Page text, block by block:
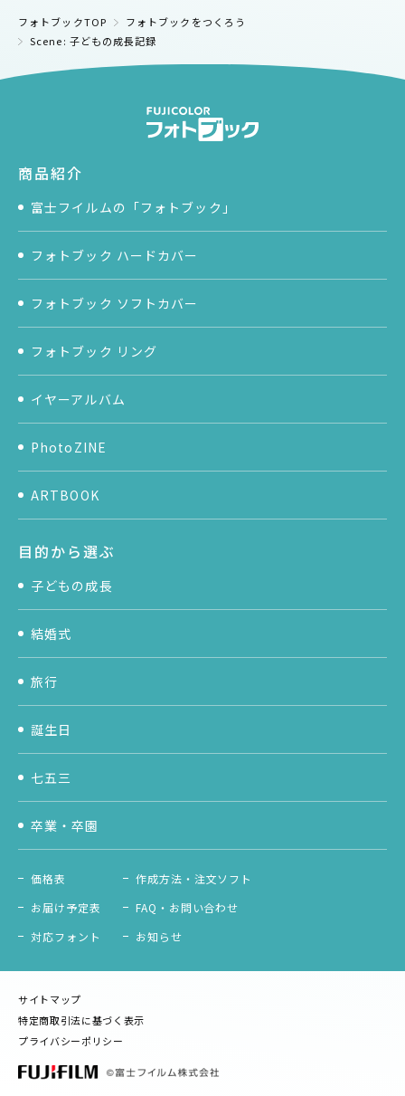
フォトブックTOP
フォトブックをつくろう
Scene: 子どもの成長記録
商品紹介
富士フイルムの「フォトブック」
フォトブック ハードカバー
フォトブック ソフトカバー
フォトブック リング
イヤーアルバム
PhotoZINE
ARTBOOK
目的から選ぶ
子どもの成長
結婚式
旅行
誕生日
七五三
卒業・卒園
価格表
作成方法・注文ソフト
お届け予定表
FAQ・お問い合わせ
対応フォント
お知らせ
サイトマップ
特定商取引法に基づく表示
プライバシーポリシー